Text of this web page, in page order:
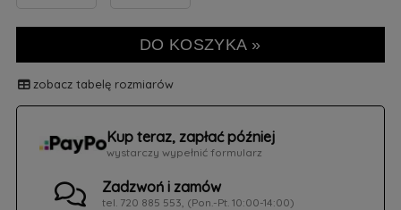
DO KOSZYKA »
zobacz tabelę rozmiarów
Kup teraz, zapłać później
wystarczy wypełnić formularz
Zadzwoń i zamów
tel. 720 885 553, (Pon.-Pt. 10:00-14:00)